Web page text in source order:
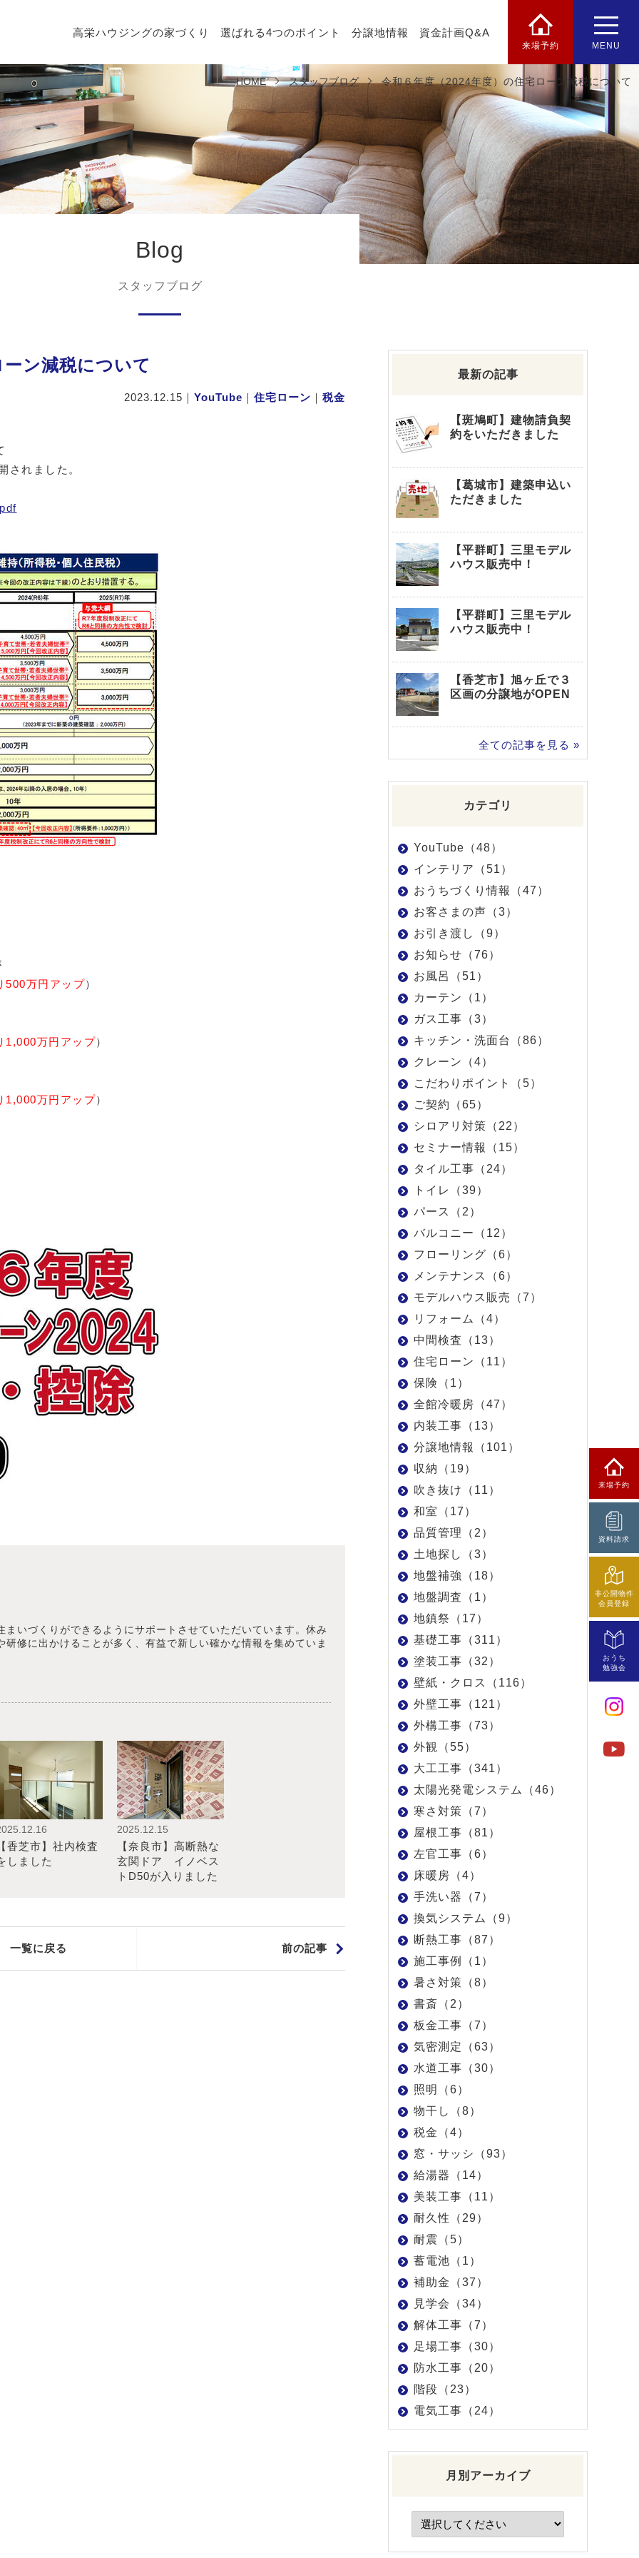
高栄ハウジングの家づくり 選ばれる4つのポイント 分譲地情報 資金計画Q&A
来場予約 MENU
来場予約
資料請求
非公開物件
会員登録
おうち
勉強会
Blog
スタッフブログ
HOME スタッフブログ 令和６年度（2024年度）の住宅ローン減税について
ン減税について
2023.12.15 ｜ YouTube ｜ 住宅ローン ｜ 税金
されました。
500万円アップ）
1,000万円アップ）
1,000万円アップ）
まいづくりができるようにサポートさせていただいています。休み
研修に出かけることが多く、有益で新しい確かな情報を集めていま
香芝市】社内検査
しました
2025.12.15
【奈良市】高断熱な
玄関ドア イノベス
トD50が入りました
前の記事
一覧に戻る
最新の記事
【斑鳩町】建物請負契
約をいただきました
【葛城市】建築申込い
ただきました
【平群町】三里モデル
ハウス販売中！
【平群町】三里モデル
ハウス販売中！
【香芝市】旭ヶ丘で３
区画の分譲地がOPEN
全ての記事を見る »
カテゴリ
YouTube（48）
インテリア（51）
おうちづくり情報（47）
お客さまの声（3）
お引き渡し（9）
お知らせ（76）
お風呂（51）
カーテン（1）
ガス工事（3）
キッチン・洗面台（86）
クレーン（4）
こだわりポイント（5）
ご契約（65）
シロアリ対策（22）
セミナー情報（15）
タイル工事（24）
トイレ（39）
パース（2）
バルコニー（12）
フローリング（6）
メンテナンス（6）
モデルハウス販売（7）
リフォーム（4）
中間検査（13）
住宅ローン（11）
保険（1）
全館冷暖房（47）
内装工事（13）
分譲地情報（101）
収納（19）
吹き抜け（11）
和室（17）
品質管理（2）
土地探し（3）
地盤補強（18）
地盤調査（1）
地鎮祭（17）
基礎工事（311）
塗装工事（32）
壁紙・クロス（116）
外壁工事（121）
外構工事（73）
外観（55）
大工工事（341）
太陽光発電システム（46）
寒さ対策（7）
屋根工事（81）
左官工事（6）
床暖房（4）
手洗い器（7）
換気システム（9）
断熱工事（87）
施工事例（1）
暑さ対策（8）
書斎（2）
板金工事（7）
気密測定（63）
水道工事（30）
照明（6）
物干し（8）
税金（4）
窓・サッシ（93）
給湯器（14）
美装工事（11）
耐久性（29）
耐震（5）
蓄電池（1）
補助金（37）
見学会（34）
解体工事（7）
足場工事（30）
防水工事（20）
階段（23）
電気工事（24）
月別アーカイブ